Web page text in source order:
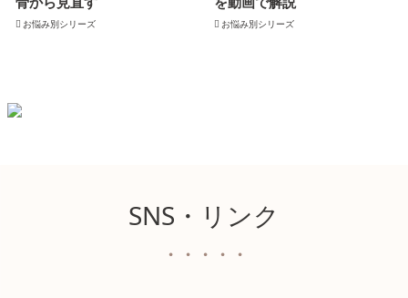
お悩み別シリーズ お悩み別シリーズ
SNS・リンク